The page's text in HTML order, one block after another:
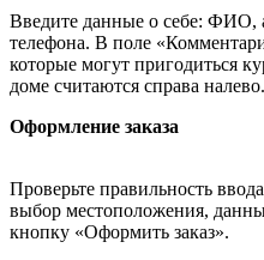
Введите данные о себе: ФИО,
телефона. В поле
которые могут пригодиться
доме считаются справа налево.
Оформление заказа
Проверьте правильность
выбор местоположения,
кнопку «Оформить заказ».